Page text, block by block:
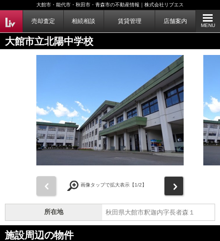
大館市・能代市・秋田市・青森市の不動産情報｜株式会社リブエス
売却査定 相続相談 賃貸管理 店舗案内
MENU
大館市立北陽中学校
画像タップで拡大表示【1/2】
所在地 秋田県大館市釈迦内字長者森１
施設周辺の物件